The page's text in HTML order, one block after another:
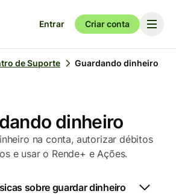
Entrar Criar conta
de Suporte Guardando dinheiro
dinheiro
na conta, autorizar débitos
e usar o Rende+ e Ações.
sobre guardar dinheiro